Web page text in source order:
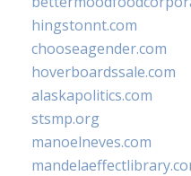
hingstonnt.com
chooseagender.com
hoverboardssale.com
alaskapolitics.com
stsmp.org
manoelneves.com